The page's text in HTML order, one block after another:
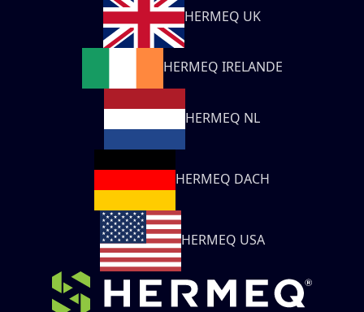
HERMEQ UK
HERMEQ IRELANDE
HERMEQ NL
HERMEQ DACH
HERMEQ USA